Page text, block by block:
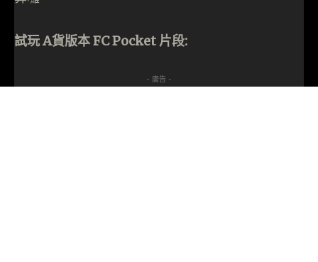
試玩 A貨版本 FC Pocket 片段:
- 廣告 -